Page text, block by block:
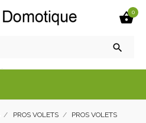
0

PROS VOLETS
PROS VOLETS